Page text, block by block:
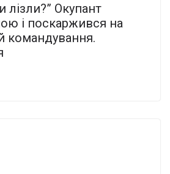
Окупант
і поскаржився на
командування.